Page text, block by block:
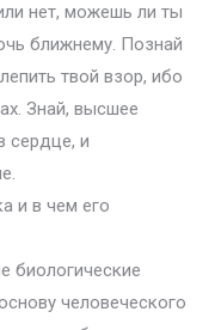
нет, можешь ли ты
ближнему. Познай
твой взор, ибо
Знай, высшее
сердце, и
и в чем его
биологические
человеческого